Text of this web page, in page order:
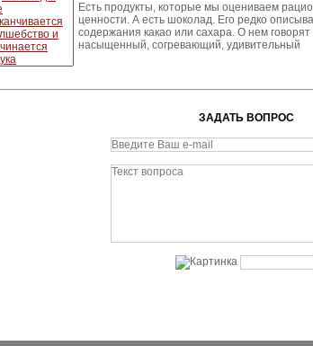
Есть продукты, которые мы оцениваем
ценности. А есть шоколад. Его редко
содержания какао или сахара. О нем
насыщенный, согревающий, удивительный
ЗАДАТЬ ВОПРОС